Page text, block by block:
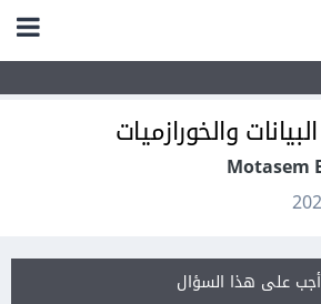
والخورازميات
أجب على هذا السؤال